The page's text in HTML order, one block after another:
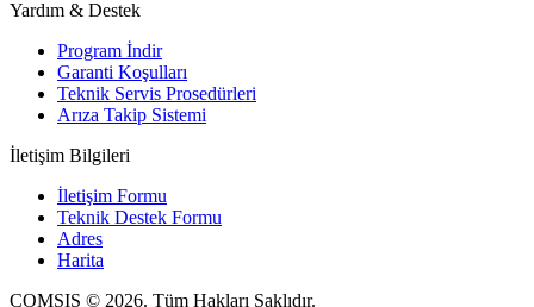
Yardım & Destek
Program İndir
Garanti Koşulları
Teknik Servis Prosedürleri
Arıza Takip Sistemi
İletişim Bilgileri
İletişim Formu
Teknik Destek Formu
Adres
Harita
COMSIS © 2026. Tüm Hakları Saklıdır.